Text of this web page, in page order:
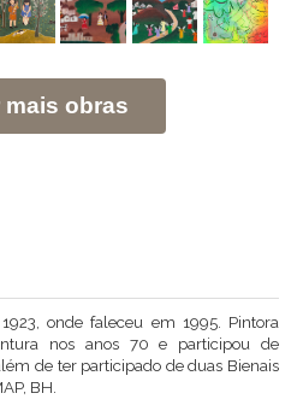
mais obras
onde faleceu em 1995. Pintora
nos anos 70 e participou de
de ter participado de duas Bienais
BH.